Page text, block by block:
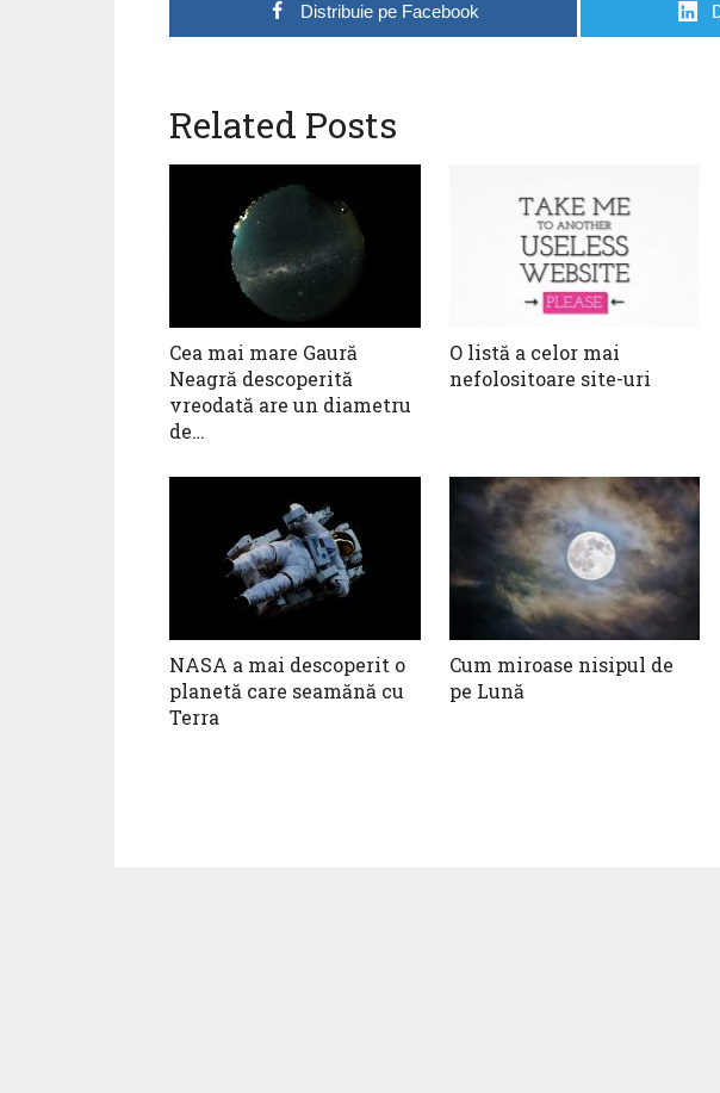
Distribuie pe Facebook
Related Posts
Cea mai mare Gaură
Neagră descoperită
vreodată are un diametru
de…
O listă a celor mai
nefolositoare site-uri
NASA a mai descoperit o
planetă care seamănă cu
Terra
Cum miroase nisipul de
pe Lună